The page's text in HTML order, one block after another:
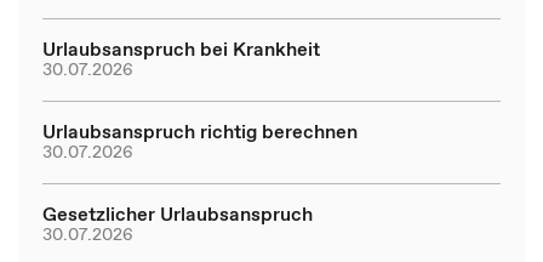
Urlaubsanspruch bei Krankheit
30.07.2026
Urlaubsanspruch richtig berechnen
30.07.2026
Gesetzlicher Urlaubsanspruch
30.07.2026